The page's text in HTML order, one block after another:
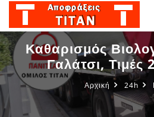
Καθαρισμός
Γαλάτσι, Τιμές
Αρχική 24h